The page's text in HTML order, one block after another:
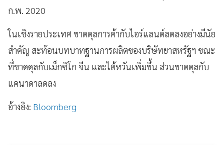
ก.พ. 2020
ในเชิงรายประเทศ ขาดดุลการค้ากับไอร์แลนด์ลดลงอย่างมีนัย
สำคัญ สะท้อนบทบาทฐานการผลิตของบริษัทยาสหรัฐฯ ขณะ
ที่ขาดดุลกับเม็กซิโก จีน และไต้หวันเพิ่มขึ้น ส่วนขาดดุลกับ
แคนาดาลดลง
อ้างอิง: Bloomberg